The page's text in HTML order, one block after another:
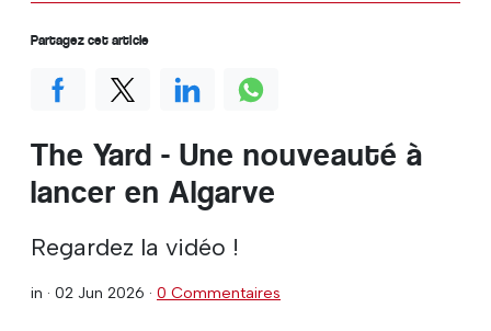
The Yard - Une nouveauté à
lancer en Algarve
Regardez la vidéo !
in · 02 Jun 2026 · 0 Commentaires
Partagez cet article